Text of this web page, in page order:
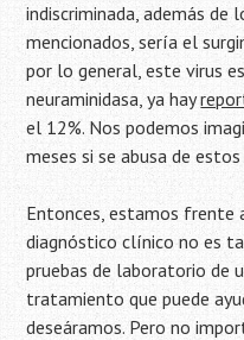
indiscriminada, además de
mencionados, sería el
por lo general, este virus
neuraminidasa, ya hay
el 12%. Nos podemos
meses si se abusa de
Entonces, estamos frente
diagnóstico clínico no es
pruebas de laboratorio de
tratamiento que puede
deseáramos. Pero no